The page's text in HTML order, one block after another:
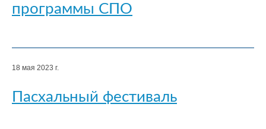
программы СПО
18 мая 2023 г.
Пасхальный фестиваль